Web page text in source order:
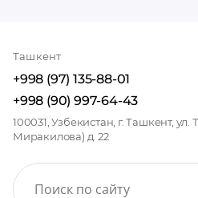
Ташкент
+998 (97) 135-88-01
+998 (90) 997-64-43
100031, Узбекистан, г. Ташкент,
Миракилова) д. 22